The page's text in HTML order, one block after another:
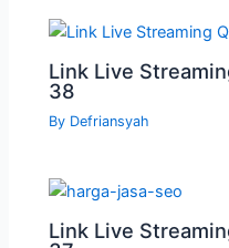
Link Live
38
By Defriansyah
Link Live